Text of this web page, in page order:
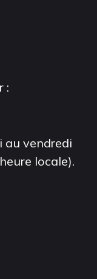
:
au vendredi
locale).